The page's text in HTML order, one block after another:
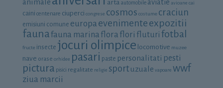
animale arta automobile aviatie avioane cai
caini centenare ciuperci congrese cosmos costume craciun
emisiuni comune europa evenimenteexpozitii
faunafauna marina flora flori fluturi fotbal
fructe insecte jocuri olimpice locomotive muzee
nave orase orhidee pasari paste personalitati pesti
pictura pisici regalitate religie sport uzuale vapoare wwf
ziua marcii